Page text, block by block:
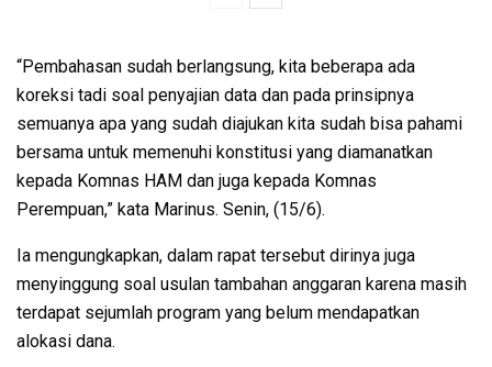
“Pembahasan sudah berlangsung, kita beberapa ada
koreksi tadi soal penyajian data dan pada prinsipnya
semuanya apa yang sudah diajukan kita sudah bisa pahami
bersama untuk memenuhi konstitusi yang diamanatkan
kepada Komnas HAM dan juga kepada Komnas
Perempuan,” kata Marinus. Senin, (15/6).
Ia mengungkapkan, dalam rapat tersebut dirinya juga
menyinggung soal usulan tambahan anggaran karena masih
terdapat sejumlah program yang belum mendapatkan
alokasi dana.